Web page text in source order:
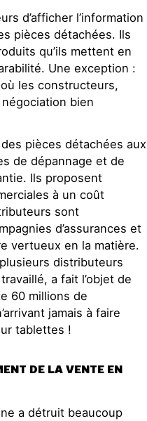
d’afficher l’information
pièces détachées. Ils
qu’ils mettent en
Une exception :
les constructeurs,
bien
pièces détachées aux
de dépannage et de
Ils proposent
à un coût
sont
d’assurances et
vertueux en la matière.
distributeurs
a fait l’objet de
60 millions de
jamais à faire
tablettes !
DE LA VENTE EN
a détruit beaucoup